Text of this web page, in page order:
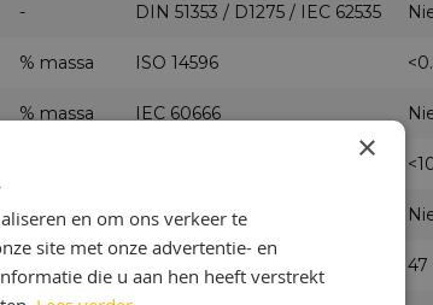
- DIN 51353 / D1275 / IEC 62535
% massa ISO 14596
% massa IEC 60666
mg/kg IEC 61198
ISO 6295 47
×
en om ons verkeer te
site met onze advertentie- en
die u aan hen heeft verstrekt